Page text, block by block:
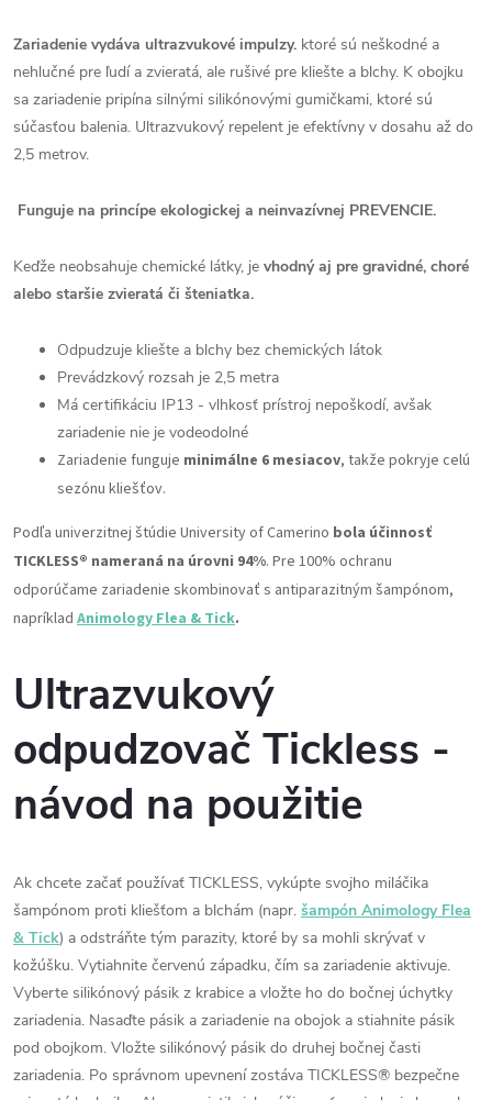
Zariadenie vydáva ultrazvukové impulzy. ktoré sú neškodné a
nehlučné pre ľudí a zvieratá, ale rušivé pre kliešte a blchy. K obojku
sa zariadenie pripína silnými silikónovými gumičkami, ktoré sú
súčasťou balenia. Ultrazvukový repelent je efektívny v dosahu až do
2,5 metrov.
Funguje na princípe ekologickej a neinvazívnej PREVENCIE.
Keďže neobsahuje chemické látky, je vhodný aj pre gravidné, choré
alebo staršie zvieratá či šteniatka.
Odpudzuje kliešte a blchy bez chemických látok
Prevádzkový rozsah je 2,5 metra
Má certifikáciu IP13 - vlhkosť prístroj nepoškodí, avšak
zariadenie nie je vodeodolné
Zariadenie funguje minimálne 6 mesiacov, takže pokryje celú
sezónu kliešťov.
Podľa univerzitnej štúdie University of Camerino bola účinnosť
TICKLESS® nameraná na úrovni 94%. Pre 100% ochranu
odporúčame zariadenie skombinovať s antiparazitným šampónom,
napríklad Animology Flea & Tick.
Ultrazvukový
odpudzovač Tickless -
návod na použitie
Ak chcete začať používať TICKLESS, vykúpte svojho miláčika
šampónom proti kliešťom a blchám (napr. šampón Animology Flea
& Tick) a odstráňte tým parazity, ktoré by sa mohli skrývať v
kožúšku. Vytiahnite červenú západku, čím sa zariadenie aktivuje.
Vyberte silikónový pásik z krabice a vložte ho do bočnej úchytky
zariadenia. Nasaďte pásik a zariadenie na obojok a stiahnite pásik
pod obojkom. Vložte silikónový pásik do druhej bočnej časti
zariadenia. Po správnom upevnení zostáva TICKLESS® bezpečne